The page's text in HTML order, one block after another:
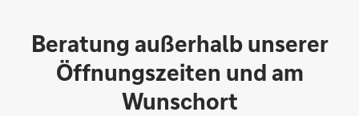
Beratung außerhalb unserer
Öffnungszeiten und am
Wunschort